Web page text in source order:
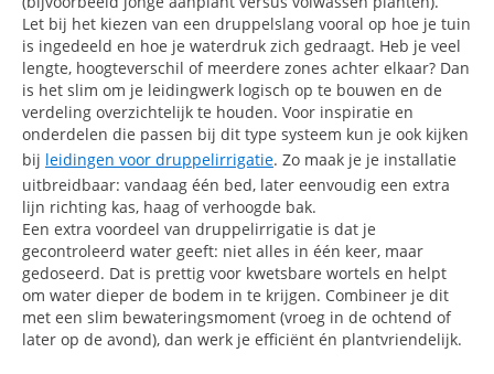
Let bij het kiezen van een druppelslang vooral op hoe je tuin
is ingedeeld en hoe je waterdruk zich gedraagt. Heb je veel
lengte, hoogteverschil of meerdere zones achter elkaar? Dan
is het slim om je leidingwerk logisch op te bouwen en de
verdeling overzichtelijk te houden. Voor inspiratie en
onderdelen die passen bij dit type systeem kun je ook kijken
bij leidingen voor druppelirrigatie. Zo maak je je installatie
uitbreidbaar: vandaag één bed, later eenvoudig een extra
lijn richting kas, haag of verhoogde bak.
Een extra voordeel van druppelirrigatie is dat je
gecontroleerd water geeft: niet alles in één keer, maar
gedoseerd. Dat is prettig voor kwetsbare wortels en helpt
om water dieper de bodem in te krijgen. Combineer je dit
met een slim bewateringsmoment (vroeg in de ochtend of
later op de avond), dan werk je efficiënt én plantvriendelijk.